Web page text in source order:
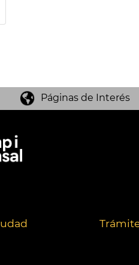
Páginas de Interés